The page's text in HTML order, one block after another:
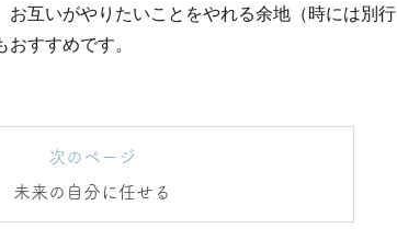
お互いがやりたいことをやれる余地（時には別行
すすめです。
次のページ
未来の自分に任せる